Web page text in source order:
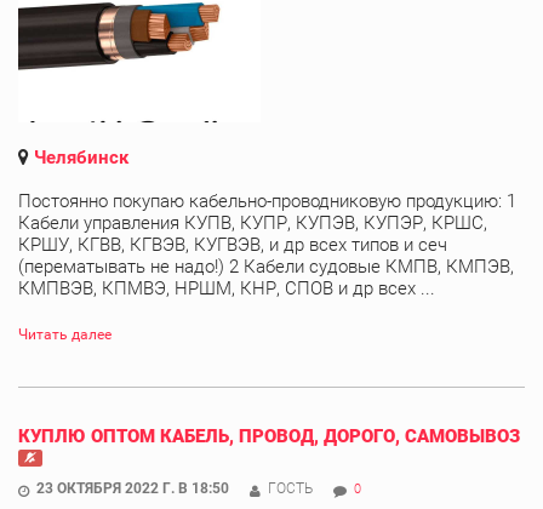
Челябинск
Постоянно покупаю кабельно-проводниковую продукцию: 1
Кабели управления КУПВ, КУПР, КУПЭВ, КУПЭР, КРШС,
КРШУ, КГВВ, КГВЭВ, КУГВЭВ, и др всех типов и сеч
(перематывать не надо!) 2 Кабели судовые КМПВ, КМПЭВ,
КМПВЭВ, КПМВЭ, НРШМ, КНР, СПОВ и др всех ...
Читать далее
КУПЛЮ ОПТОМ КАБЕЛЬ, ПРОВОД, ДОРОГО, САМОВЫВОЗ
23 ОКТЯБРЯ 2022 Г. В 18:50 ГОСТЬ 0